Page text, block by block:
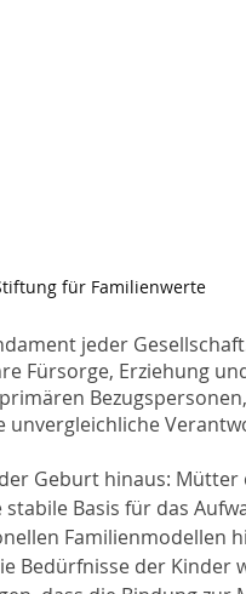
für Familienwerte
jeder
Fürsorge, Erziehung
unvergleichliche
Geburt hinaus:
Basis für das
Familienmodellen
Bedürfnisse der Kinder